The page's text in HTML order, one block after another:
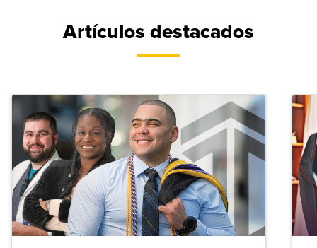
Artículos destacados